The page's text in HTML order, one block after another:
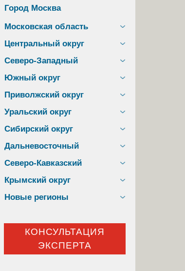
Город Москва
Московская область
Центральный округ
Северо-Западный
Южный округ
Приволжский округ
Уральский округ
Сибирский округ
Дальневосточный
Северо-Кавказский
Крымский округ
Новые регионы
КОНСУЛЬТАЦИЯ
ЭКСПЕРТА